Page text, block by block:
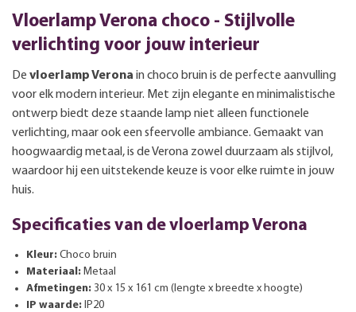
Vloerlamp Verona choco - Stijlvolle
verlichting voor jouw interieur
De vloerlamp Verona in choco bruin is de perfecte aanvulling
voor elk modern interieur. Met zijn elegante en minimalistische
ontwerp biedt deze staande lamp niet alleen functionele
verlichting, maar ook een sfeervolle ambiance. Gemaakt van
hoogwaardig metaal, is de Verona zowel duurzaam als stijlvol,
waardoor hij een uitstekende keuze is voor elke ruimte in jouw
huis.
Specificaties van de vloerlamp Verona
Kleur: Choco bruin
Materiaal: Metaal
Afmetingen: 30 x 15 x 161 cm (lengte x breedte x hoogte)
IP waarde: IP20